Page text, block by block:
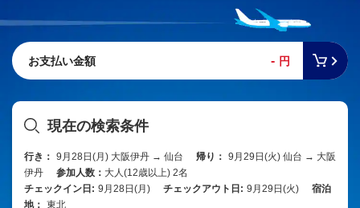
お支払い金額 - 円
現在の検索条件
行き： 9月28日(月) 大阪伊丹 → 仙台 帰り： 9月29日(火) 仙台 → 大阪
伊丹
参加人数： 大人(12歳以上) 2名
チェックイン日: 9月28日(月) チェックアウト日: 9月29日(火)
宿泊
地： 東北